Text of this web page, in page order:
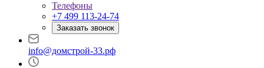
Телефоны
+7 499 113-24-74
Заказать звонок
info@домстрой-33.рф